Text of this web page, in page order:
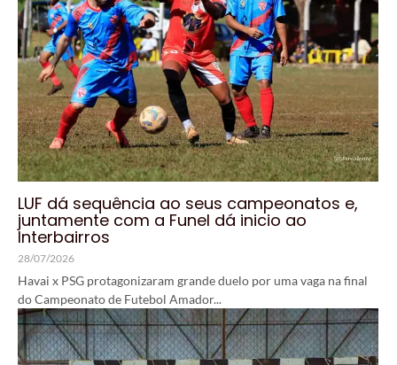
LUF dá sequência ao seus campeonatos e,
juntamente com a Funel dá inicio ao
Interbairros
28/07/2026
Havai x PSG protagonizaram grande duelo por uma vaga na final
do Campeonato de Futebol Amador...